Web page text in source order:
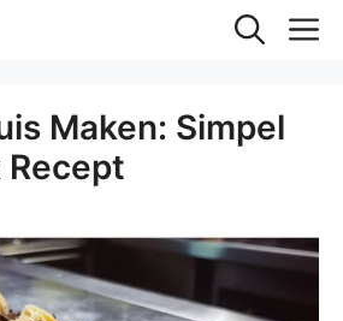
Maken: Simpel